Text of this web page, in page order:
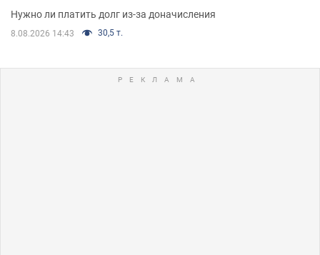
Нужно ли платить долг из-за доначисления
8.08.2026 14:43 30,5 т.